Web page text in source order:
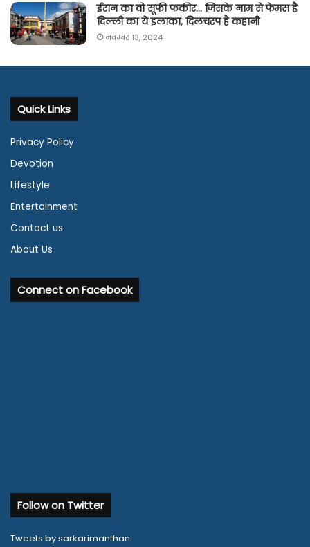
ईरान का वो सूफी फकीर… जिसके नाम से फेमस है
दिल्ली का ये इलाका, दिलचस्प है कहानी
नवम्बर 13, 2024
Quick Links
Privacy Policy
Devotion
Lifestyle
Entertainment
Contact us
About Us
Connect on Facebook
Follow on Twitter
Tweets by sarkarimanthan